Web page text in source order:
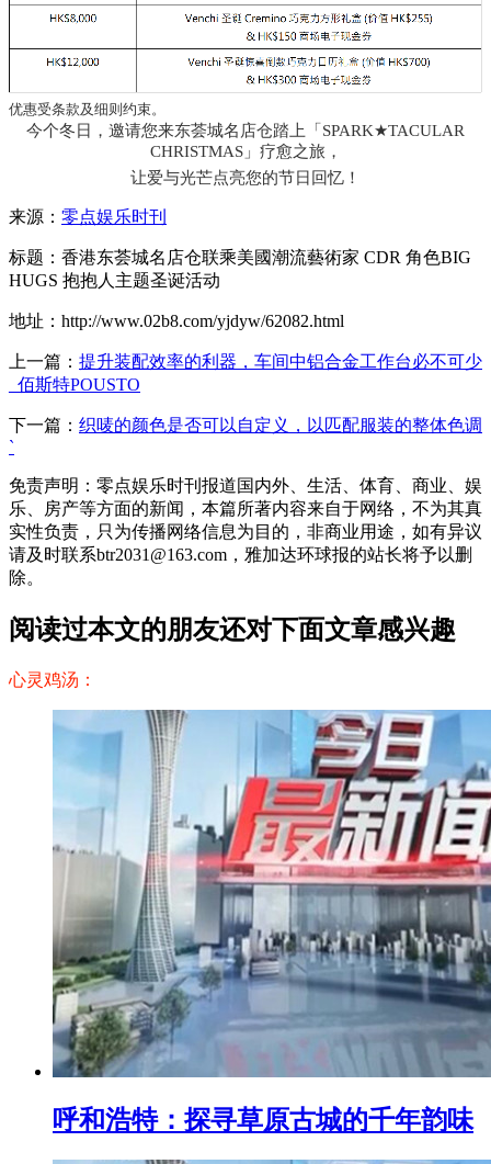
优惠受条款及细则约束。
今个冬日， 邀请您来东荟城名店仓踏上 「 SPARK★TACULAR
CHRISTMAS」 疗愈之旅，
让爱与光芒点亮您的节日回忆！
来源： 零点娱乐时刊
标题：香港东荟城名店仓联乘美國潮流藝術家 CDR 角色BIG
HUGS 抱抱人主题圣诞活动
地址：http://www.02b8.com/yjdyw/62082.html
上一篇： 提升装配效率的利器，车间中铝合金工作台必不可少
_佰斯特POUSTO
下一篇： 织唛的颜色是否可以自定义，以匹配服装的整体色调
`
免责声明：零点娱乐时刊报道国内外、生活、体育、商业、娱
乐、房产等方面的新闻，本篇所著内容来自于网络，不为其真
实性负责，只为传播网络信息为目的，非商业用途，如有异议
请及时联系btr2031@163.com，雅加达环球报的站长将予以删
除。
阅读过本文的朋友还对下面文章感兴趣
心灵鸡汤：
呼和浩特：探寻草原古城的千年韵味